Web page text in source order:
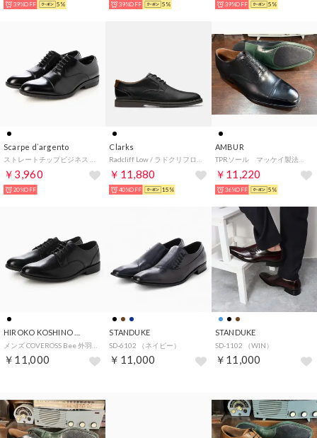
39%OFF 5% 39%OFF 5% 39%OFF 5%
Scarpe d`argento
￥3,960
20%OFF
Clarks
￥11,880
40%OFF 15%
AMBUR
TPRソール マッケイ製法 内羽根ストレートチップ （ブラック）AMBUR DEUS
￥11,220
36%OFF 5%
￥11,000
STANDUKE
SD-6102 （ネイビー）
￥11,000
STANDUKE
SD-1102 （WIN）
￥11,000